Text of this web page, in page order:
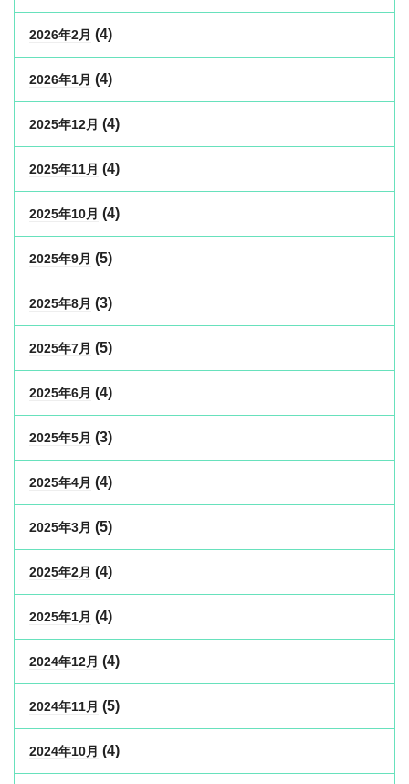
2026年2月 (4)
2026年1月 (4)
2025年12月 (4)
2025年11月 (4)
2025年10月 (4)
2025年9月 (5)
2025年8月 (3)
2025年7月 (5)
2025年6月 (4)
2025年5月 (3)
2025年4月 (4)
2025年3月 (5)
2025年2月 (4)
2025年1月 (4)
2024年12月 (4)
2024年11月 (5)
2024年10月 (4)